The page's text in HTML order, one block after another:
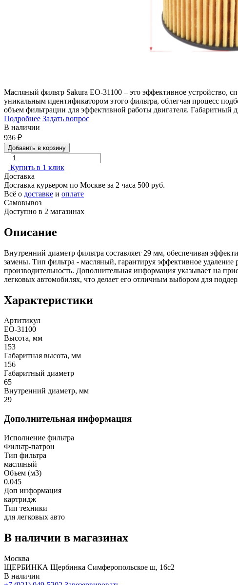
Масляный фильтр Sakura EO-31100 – это эффективное устройство,
уникальным идентификатором этого фильтра, облегчая процесс
объем фильтрации для эффективной работы двигателя.
Подробнее Задать вопрос
В наличии
936 ₽
Добавить в корзину
Купить в 1 клик
Доставка
Доставка курьером по Москве за 2 часа 500 руб.
Всё о доставке и оплате
Самовывоз
Доступно в 2 магазинах
Описание
Внутренний диаметр фильтра составляет 29 мм, обеспечивая
замены. Тип фильтра - масляный, гарантируя эффективное удаление
производительность. Дополнительная информация указывает на
легковых автомобилях, что делает его отличным выбором для
Характеристики
Артитикул
EO-31100
Высота, мм
153
Габаритная высота, мм
156
Габаритный диаметр
65
Внутренний диаметр, мм
29
Дополнительная информация
Исполнение фильтра
Фильтр-патрон
Тип фильтра
масляный
Объем (м3)
0.045
Доп информация
картридж
Тип техники
для легковых авто
В наличии в магазинах
Москва
ЩЕРБИНКА Щербинка Симферопольское ш, 16с2
В наличии